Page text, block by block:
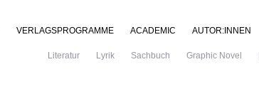
Literatur Lyrik Sachbuch Graphic Novel
VERLAGSPROGRAMME ACADEMIC AUTOR:INNEN